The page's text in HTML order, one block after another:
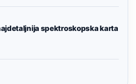
spektroskopska karta